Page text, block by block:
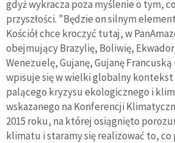
gdyż wykracza poza myślenie o tym,
przyszłości. "Będzie on silnym
Kościół chce kroczyć tutaj, w
obejmujący Brazylię, Boliwię,
Wenezuelę, Gujanę, Gujanę
wpisuje się w wielki globalny kontekst
palącego kryzysu ekologicznego i
wskazanego na Konferencji
2015 roku, na której osiągnięto
klimatu i staramy się realizować to,